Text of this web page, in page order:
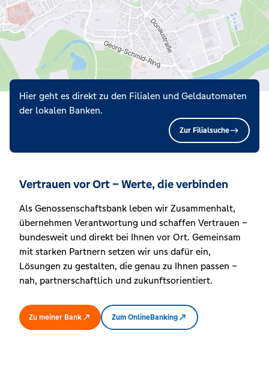
Hier geht es direkt zu den Filialen und Geldautomaten
der lokalen Banken.
Zur Filialsuche
Vertrauen vor Ort – Werte, die verbinden
Als Genossenschaftsbank leben wir Zusammenhalt,
übernehmen Verantwortung und schaffen Vertrauen –
bundesweit und direkt bei Ihnen vor Ort. Gemeinsam
mit starken Partnern setzen wir uns dafür ein,
Lösungen zu gestalten, die genau zu Ihnen passen –
nah, partnerschaftlich und zukunftsorientiert.
Zu meiner Bank Zum OnlineBanking